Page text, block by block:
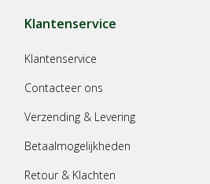
Klantenservice
Klantenservice
Contacteer ons
Verzending & Levering
Betaalmogelijkheden
Retour & Klachten